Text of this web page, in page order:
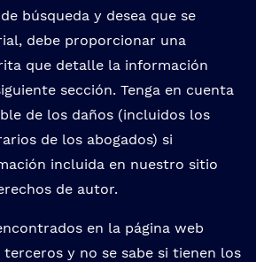
búsqueda y desea que se
debe proporcionar una
que detalle la información
sección. Tenga en cuenta
de los daños (incluidos los
de los abogados) si
incluida en nuestro sitio
de autor.
en la página web
terceros y no se sabe si tienen los